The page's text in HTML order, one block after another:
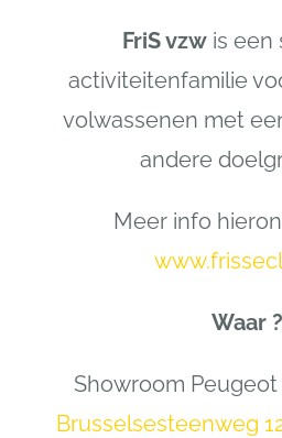
FriS vzwis een
activiteitenfamilie
volwassenen met
andere
Meer info
Waar ?
Showroom
Brusselsesteenweg